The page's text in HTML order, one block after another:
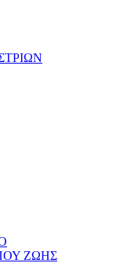
ΖΩΗΣ